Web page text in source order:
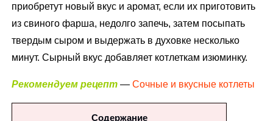
приобретут новый вкус и аромат, если их приготовить
из свиного фарша, недолго запечь, затем посыпать
твердым сыром и выдержать в духовке несколько
минут. Сырный вкус добавляет котлеткам изюминку.
Рекомендуем рецепт —Сочные и вкусные котлеты
Содержание